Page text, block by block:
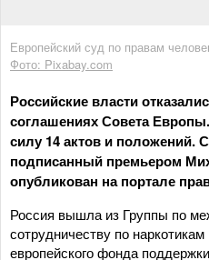
Европейский суд по правам
Фото: Pixabay.com
Российские власти
соглашениях Совета
силу 14 актов и положений.
подписанный премьером
опубликован на портале
Россия вышла из Группы по
сотрудничеству по
европейского фонда